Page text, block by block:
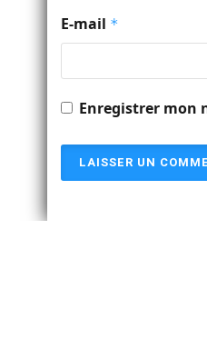
E-mail *
Enregistrer mon